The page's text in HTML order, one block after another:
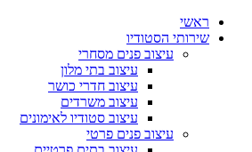
ראשי
שירותי הסטודיו
עיצוב פנים מסחרי
עיצוב בתי מלון
עיצוב חדרי כושר
עיצוב משרדים
עיצוב סטודיו לאימונים
עיצוב פנים פרטי